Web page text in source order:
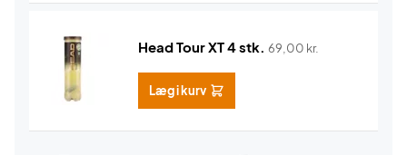
Head Tour XT 4 stk. 69,00 kr.
Læg i kurv